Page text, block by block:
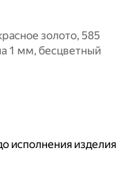
золото, 585
1 мм, бесцветный
исполнения изделия